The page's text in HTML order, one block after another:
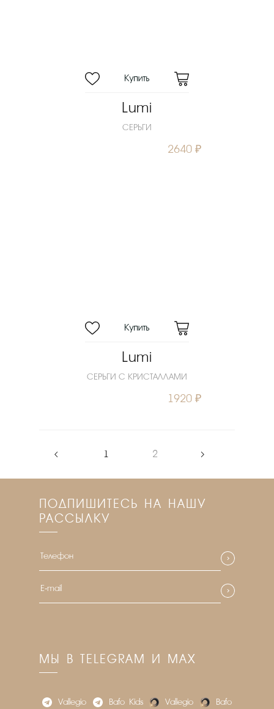
Lumi
СЕРЬГИ
2640 ₽
Lumi
СЕРЬГИ С КРИСТАЛЛАМИ
1920 ₽
‹ 1 2 ›
ПОДПИШИТЕСЬ НА НАШУ
РАССЫЛКУ
МЫ В TELEGRAM И MAX
Vallegio Bafo_Kids Vallegio Bafo